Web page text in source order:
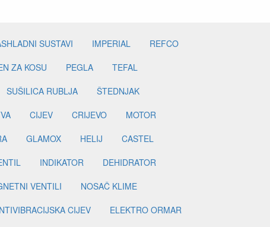
SUSTAVI IMPERIAL
REFCO
ZA KOSU PEGLA
TEFAL
SUŠILICA RUBLJA
ŠTEDNJAK
CIJEV CRIJEVO
MOTOR
GLAMOX HELIJ
CASTEL
INDIKATOR
DEHIDRATOR
VENTILI
NOSAČ KLIME
CIJEV
ELEKTRO ORMAR